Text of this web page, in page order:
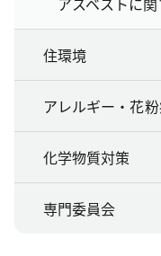
住環境
アレルギー・花
化学物質対策
専門委員会